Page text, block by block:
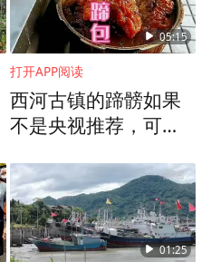
05:15
打开APP阅读
西河古镇的蹄髈如果
不是央视推荐，可能
知道
01:25